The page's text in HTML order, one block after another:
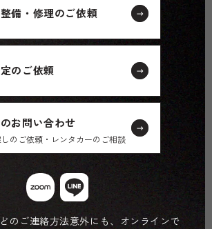
備・修理のご依頼
のご依頼
お問い合わせ
のご依頼・レンタカーのご相談
のご連絡方法意外にも、オンラインで